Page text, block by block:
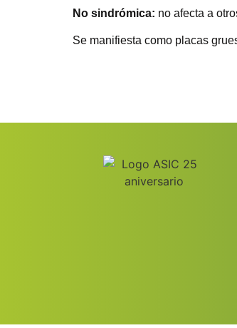
No sindrómica: no afecta a
Se manifiesta como placas